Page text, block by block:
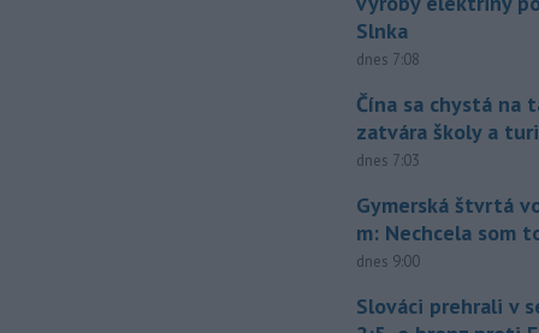
Slnka
dnes 7:08
Čína sa chystá na
zatvára školy a
dnes 7:03
Gymerská štvrtá
m: Nechcela som
dnes 9:00
Slováci prehrali v